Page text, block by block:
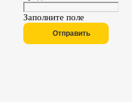
Заполните поле
Отправить